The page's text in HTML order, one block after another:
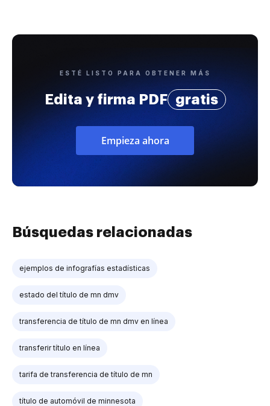
ESTÉ LISTO PARA OBTENER MÁS
Edita y firma PDF gratis
Empieza ahora
Búsquedas relacionadas
ejemplos de infografías estadísticas
estado del título de mn dmv
transferencia de título de mn dmv en línea
transferir título en línea
tarifa de transferencia de título de mn
título de automóvil de minnesota